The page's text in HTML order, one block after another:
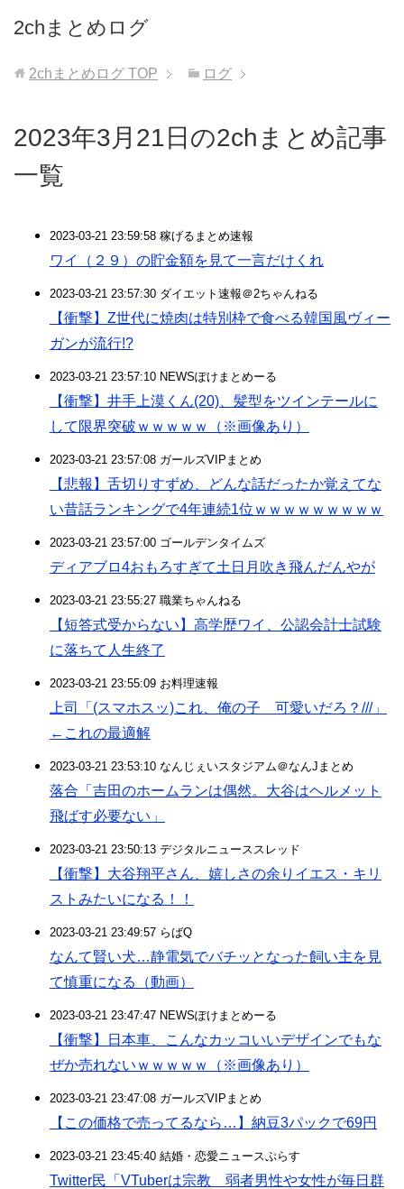
2chまとめログ
2chまとめログ TOP ログ
2023年3月21日の2chまとめ記事
一覧
2023-03-21 23:59:58 稼げるまとめ速報
ワイ（２９）の貯金額を見て一言だけくれ
2023-03-21 23:57:30 ダイエット速報＠2ちゃんねる
【衝撃】Z世代に焼肉は特別枠で食べる韓国風ヴィー
ガンが流行!?
2023-03-21 23:57:10 NEWSぽけまとめーる
【衝撃】井手上漠くん(20)、髪型をツインテールに
して限界突破ｗｗｗｗｗ（※画像あり）
2023-03-21 23:57:08 ガールズVIPまとめ
【悲報】舌切りすずめ、どんな話だったか覚えてな
い昔話ランキングで4年連続1位ｗｗｗｗｗｗｗｗｗ
2023-03-21 23:57:00 ゴールデンタイムズ
ディアブロ4おもろすぎて土日月吹き飛んだんやが
2023-03-21 23:55:27 職業ちゃんねる
【短答式受からない】高学歴ワイ、公認会計士試験
に落ちて人生終了
2023-03-21 23:55:09 お料理速報
上司「(スマホスッ)これ、俺の子 可愛いだろ？///」
←これの最適解
2023-03-21 23:53:10 なんじぇいスタジアム＠なんJまとめ
落合「吉田のホームランは偶然。大谷はヘルメット
飛ばす必要ない」
2023-03-21 23:50:13 デジタルニューススレッド
【衝撃】大谷翔平さん、嬉しさの余りイエス・キリ
ストみたいになる！！
2023-03-21 23:49:57 らばQ
なんて賢い犬…静電気でバチッとなった飼い主を見
て慎重になる（動画）
2023-03-21 23:47:47 NEWSぽけまとめーる
【衝撃】日本車、こんなカッコいいデザインでもな
ぜか売れないｗｗｗｗｗ（※画像あり）
2023-03-21 23:47:08 ガールズVIPまとめ
【この価格で売ってるなら…】納豆3パックで69円
2023-03-21 23:45:40 結婚・恋愛ニュースぷらす
Twitter民「VTuberは宗教 弱者男性や女性が毎日群